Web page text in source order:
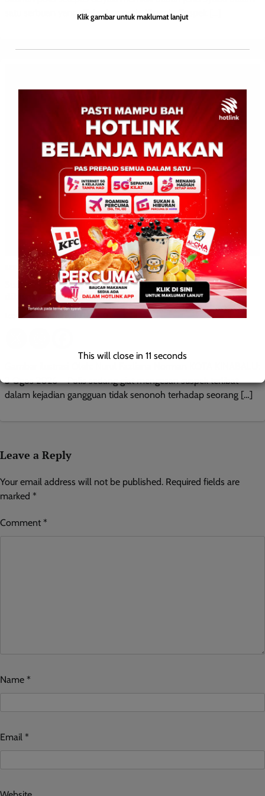
satu serbuan yang dijalankan pada Khamis. Suspek […]
BERITA AM JENAYAH
Suspek gangguan tidak senonoh di Taman Hill Top
diburu polis
Leonard August 3, 2026
3 Ogos 2026 – Polis sedang giat mengesan suspek terlibat
dalam kejadian gangguan tidak senonoh terhadap seorang […]
Leave a Reply
Your email address will not be published. Required fields are
marked *
Comment *
Name *
Email *
Klik gambar untuk maklumat lanjut
This will close in 10 seconds